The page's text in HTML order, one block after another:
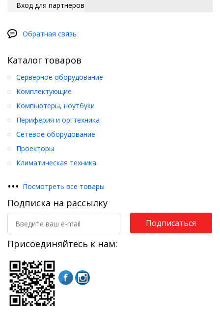
Вход для партнеров
Обратная связь
Каталог товаров
Серверное оборудование
Комплектующие
Компьютеры, ноутбуки
Периферия и оргтехника
Сетевое оборудование
Проекторы
Климатическая техника
••• Посмотреть все товары
Подписка на рассылку
Подписаться
Присоединяйтесь к нам: